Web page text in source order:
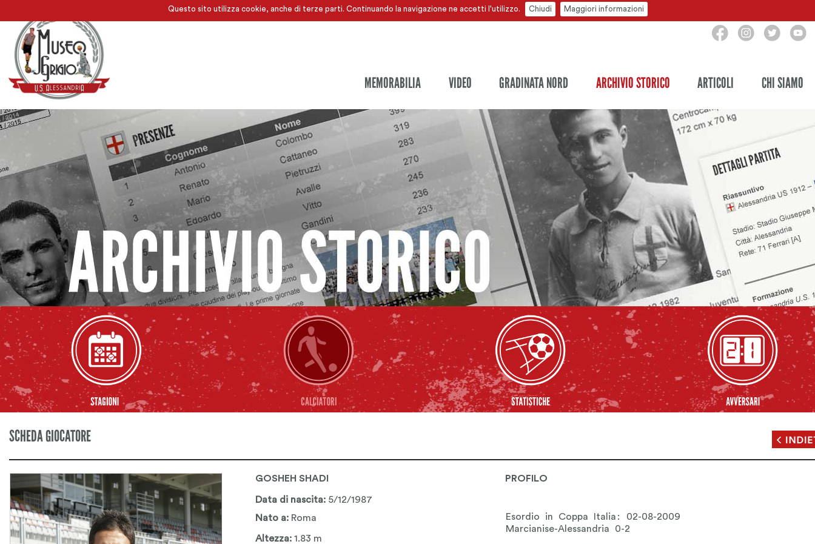
Questo sito utilizza cookie, anche di terze parti. Continuando la navigazione ne accetti l'utilizzo. Chiudi Maggiori informazioni
MEMORABILIA VIDEO GRADINATA NORD ARCHIVIO STORICO ARTICOLI CHI SIAMO
SCHEDA GIOCATORE
GOSHEH SHADI
Data di nascita: 5/12/1987
Nato a: Roma
Altezza: 1.83 m
PROFILO
Esordio in Coppa Italia: 02-08-2009
Marcianise-Alessandria 0-2